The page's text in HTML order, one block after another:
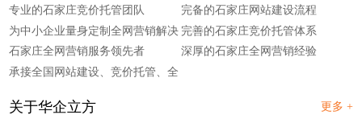
专业的石家庄竞价托管团队
为中小企业量身定制全网营销解决
方案
石家庄全网营销服务领先者
承接全国网站建设、竞价托管、全
完备的石家庄网站建设流程
完善的石家庄竞价托管体系
深厚的石家庄全网营销经验
更多 +
关于华企立方